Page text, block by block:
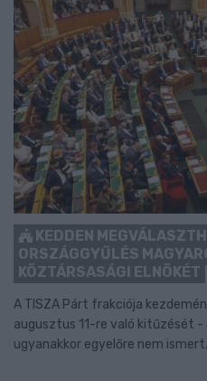
KEDDEN
ORSZÁGGYŰLÉS
KÖZTÁRSASÁGI ELNÖKÉT
A TISZA Párt frakciója
augusztus 11-re való kitűzését
ugyanakkor egyelőre nem ismert.